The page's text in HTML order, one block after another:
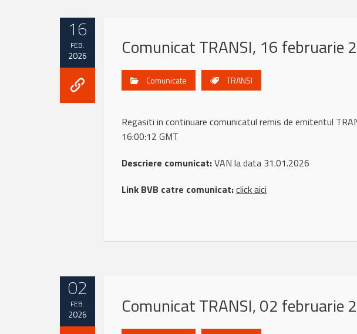
16
FEB.
2026 Comunicat TRANSI, 16 februarie
Comunicate TRANSI
Regasiti in continuare comunicatul remis de emitentul
16:00:12 GMT
Descriere comunicat:VAN la data 31.01.2026
Link BVB catre comunicat:click aici
02
FEB.
2026 Comunicat TRANSI, 02 februarie